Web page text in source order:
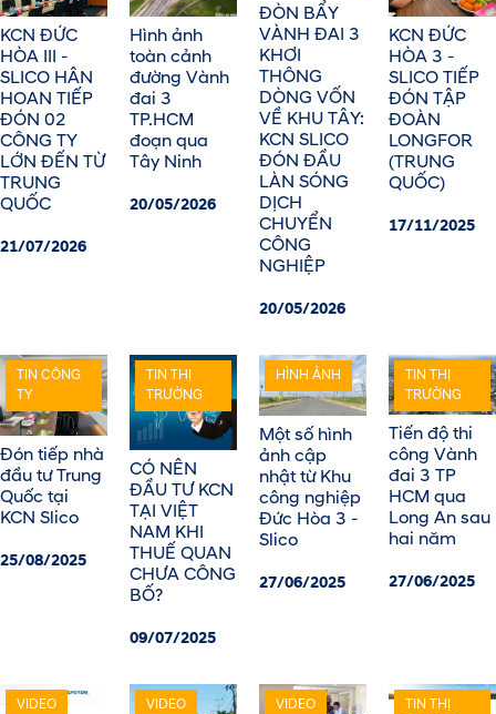
KCN ĐỨC
HÒA III -
SLICO HÂN
HOAN TIẾP
ĐÓN 02
CÔNG TY
LỚN ĐẾN TỪ
TRUNG
QUỐC
21/07/2026
Hình ảnh
toàn cảnh
đường Vành
đai 3
TP.HCM
đoạn qua
Tây Ninh
20/05/2026
ĐÒN BẨY
VÀNH ĐAI 3
KHƠI
THÔNG
DÒNG VỐN
VỀ KHU TÂY:
KCN SLICO
ĐÓN ĐẦU
LÀN SÓNG
DỊCH
CHUYỂN
CÔNG
NGHIỆP
20/05/2026
KCN ĐỨC
HÒA 3 -
SLICO TIẾP
ĐÓN TẬP
ĐOÀN
LONGFOR
(TRUNG
QUỐC)
17/11/2025
TIN CÔNG
TY
Đón tiếp nhà
đầu tư Trung
Quốc tại
KCN Slico
25/08/2025
TIN THỊ
TRƯỜNG
CÓ NÊN
ĐẦU TƯ KCN
TẠI VIỆT
NAM KHI
THUẾ QUAN
CHƯA CÔNG
BỐ?
09/07/2025
HÌNH ẢNH
Một số hình
ảnh cập
nhật từ Khu
công nghiệp
Đức Hòa 3 -
Slico
27/06/2025
TIN THỊ
TRƯỜNG
Tiến độ thi
công Vành
đai 3 TP
HCM qua
Long An sau
hai năm
27/06/2025
VIDEO VIDEO VIDEO
TIN THỊ